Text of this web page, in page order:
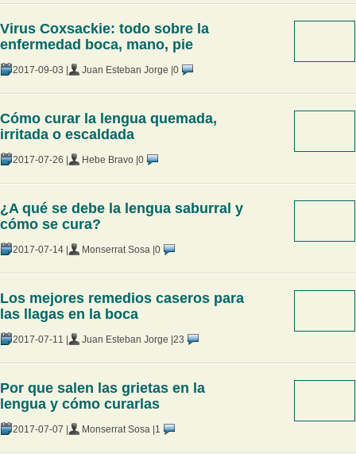
Virus Coxsackie: todo sobre la
enfermedad boca, mano, pie
2017-09-03 | Juan Esteban Jorge | 0
Cómo curar la lengua quemada,
irritada o escaldada
2017-07-26 | Hebe Bravo | 0
¿A qué se debe la lengua saburral y
cómo se cura?
2017-07-14 | Monserrat Sosa | 0
Los mejores remedios caseros para
las llagas en la boca
2017-07-11 | Juan Esteban Jorge | 23
Por que salen las grietas en la
lengua y cómo curarlas
2017-07-07 | Monserrat Sosa | 1